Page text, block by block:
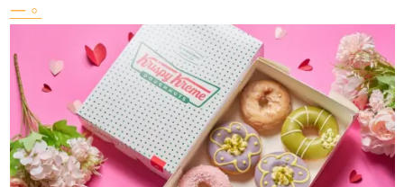
一。